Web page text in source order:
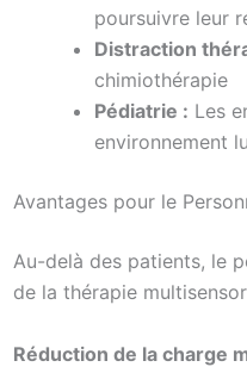
poursuivre leur
Distraction
chimiothérapie
Pédiatrie : Les
environnement
Avantages pour le
Au-delà des patients, le
de la thérapie
Réduction de la charge